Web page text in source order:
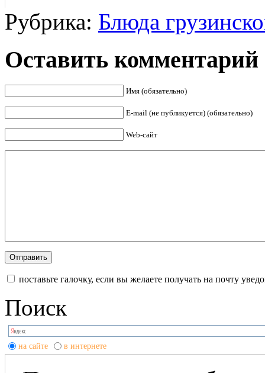
Рубрика: Блюда
Оставить комментарий
Имя (обязательно)
E-mail (не публикуется) (обязательно)
Web-сайт
поставьте галочку, если вы желаете получать на почту
Поиск
на сайте в интернете